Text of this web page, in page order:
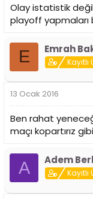
Olay istatistik
playoff yapmaları
E Emrah
Kayıtlı
13 Ocak 2016
Ben rahat
maçı kopartırız
A Adem
Kayıtlı